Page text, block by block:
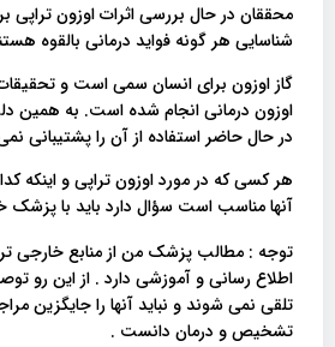
محققان در حال بررسی اثرات اوزون تراپی
شناسایی هر گونه فواید درمانی بالقوه
گاز اوزون برای انسان سمی است و
اوزون درمانی انجام شده است. به همین
در حال حاضر استفاده از آن را پشتیبانی
هر کسی که در مورد اوزون تراپی و اینکه
آنها مناسب است سؤال دارد باید با
توجه : مطالب پزشک من از منابع خارجی
اطلاع رسانی و آموزشی دارد . از این رو
تلقی نمی شوند و نباید آنها را جایگزین
تشخیص و درمان دانست .